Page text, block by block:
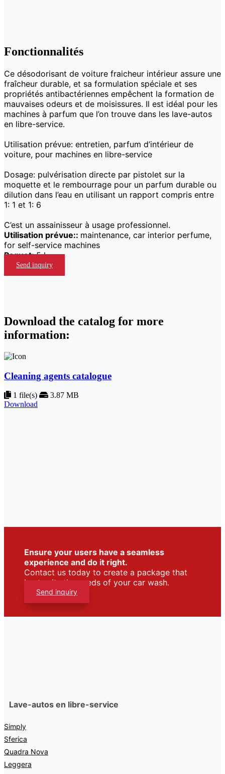
Fonctionnalités
Ce désodorisant de voiture fraicheur intérieur assure une
fraîcheur durable, et sa formulation spéciale et ses
propriétés antibactériennes empêchent la formation de
mauvaises odeurs et de moisissures. Il est idéal pour les
machines à parfum que l’on trouve dans les lave-autos
en libre-service.
Utilisation prévue: entretien, parfum d’intérieur de
voiture, pour machines en libre-service
Dosage: pulvérisation directe par pistolet sur la
moquette et le rembourrage pour un parfum durable ou
dilution dans l’eau en utilisant un rapport compris entre
1: 1 et 1: 6
C’est un assainisseur à usage professionnel.
Utilisation prévue:: maintenance, car interior perfume,
for self-service machines
Paquet:5 l
Send inquiry
Download the catalog for more
information:
Cleaning agents catalogue
1 file(s)
3.87 MB
Download
Ensure your users have a seamless
experience and do it right.
Contact us today to create a package that
best suits the needs of your car wash.
Send inquiry
Lave-autos en libre-service
Simply
Sferica
Quadra Nova
Leggera